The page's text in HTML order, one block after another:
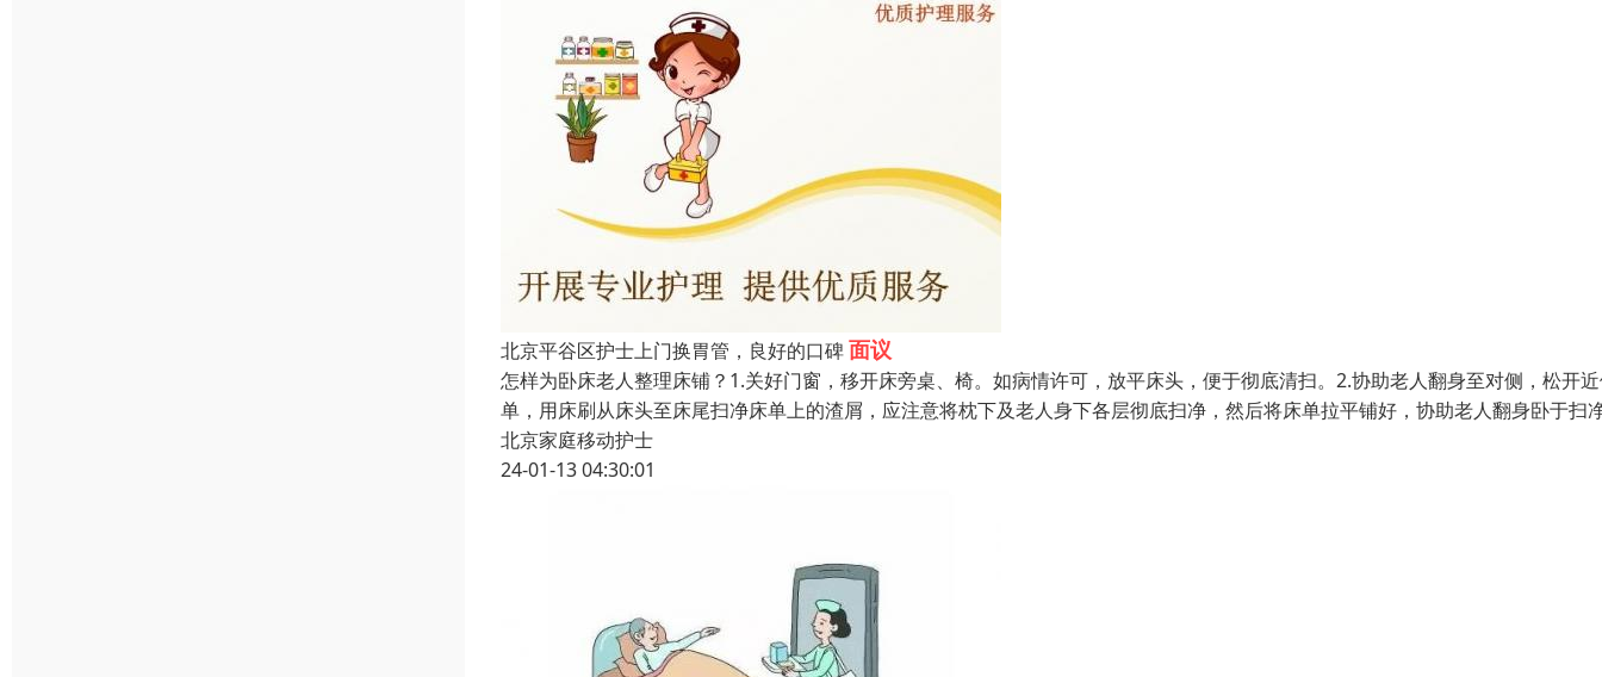
北京平谷区护士上门换胃管，良好的口碑面议
怎样为卧床老人整理床铺？1.关好门窗，移开床旁桌、椅。如病情许可，放平床头，便于彻底清扫。2.协助老人翻身至对侧，松开
单，用床刷从床头至床尾扫净床单上的渣屑，应注意将枕下及老人身下各层彻底扫净，然后将床单拉平铺好，协助老人翻身卧于扫
北京家庭移动护士
24-01-13 04:30:01